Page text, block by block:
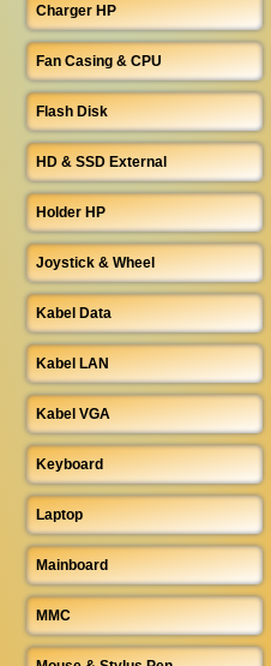
Charger HP
Fan Casing & CPU
Flash Disk
HD & SSD External
Holder HP
Joystick & Wheel
Kabel Data
Kabel LAN
Kabel VGA
Keyboard
Laptop
Mainboard
MMC